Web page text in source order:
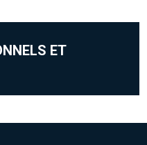
ET